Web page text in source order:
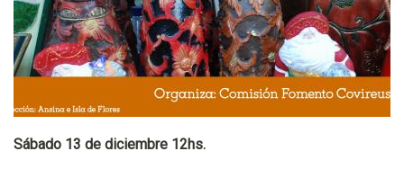
Sábado 13 de diciembre 12hs.